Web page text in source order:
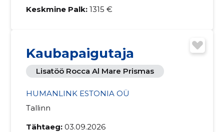
Keskmine Palk: 1315 €
Kaubapaigutaja
Lisatöö Rocca Al Mare Prismas
HUMANLINK ESTONIA OÜ
Tallinn
Tähtaeg: 03.09.2026